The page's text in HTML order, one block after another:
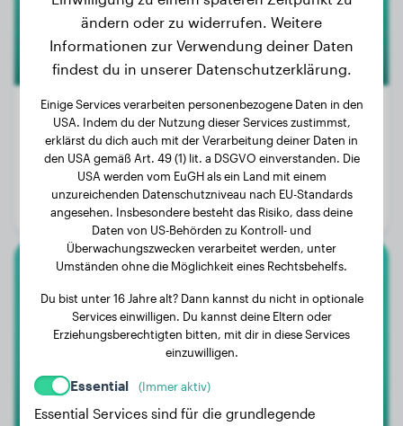
Gewicht:
21 kg
3 Jahre, 2 Monate
Geschlecht:
Hündinn
Nala
ändern oder zu widerrufen. Weitere
Informationen zur Verwendung deiner Daten
findest du in unserer Datenschutzerklärung.
Einige Services verarbeiten personenbezogene Daten in den
USA. Indem du der Nutzung dieser Services zustimmst,
erklärst du dich auch mit der Verarbeitung deiner Daten in
den USA gemäß Art. 49 (1) lit. a DSGVO einverstanden. Die
USA werden vom EuGH als ein Land mit einem
unzureichenden Datenschutzniveau nach EU-Standards
angesehen. Insbesondere besteht das Risiko, dass deine
Daten von US-Behörden zu Kontroll- und
Überwachungszwecken verarbeitet werden, unter
Umständen ohne die Möglichkeit eines Rechtsbehelfs.
Du bist unter 16 Jahre alt? Dann kannst du nicht in optionale
Services einwilligen. Du kannst deine Eltern oder
Erziehungsberechtigten bitten, mit dir in diese Services
einzuwilligen.
Essential (Immer aktiv)
Essential Services sind für die grundlegende